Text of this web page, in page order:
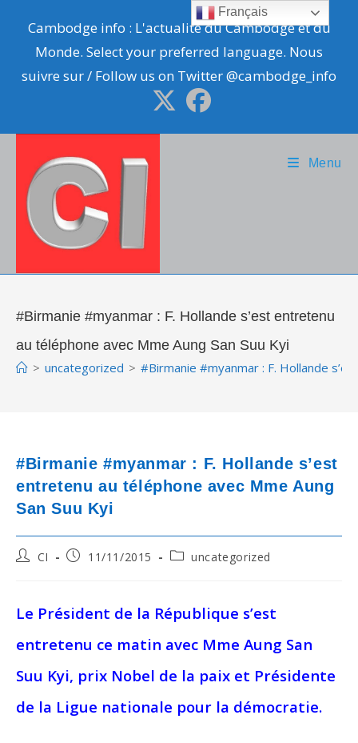
content
Cambodge info : L'actualité du Cambodge et du
Monde. Select your preferred language. Nous
suivre sur / Follow us on Twitter @cambodge_info
Menu
#Birmanie #myanmar : F. Hollande s’est entretenu
au téléphone avec Mme Aung San Suu Kyi
> uncategorized > #Birmanie #myanmar : F. Hollande
#Birmanie #myanmar : F. Hollande s’est
entretenu au téléphone avec Mme Aung
San Suu Kyi
PostCI
Post11/11/2015
Postuncategorized
Le Président de la République s’est
entretenu ce matin avec Mme Aung San
Suu Kyi, prix Nobel de la paix et Présidente
de la Ligue nationale pour la démocratie.
Français